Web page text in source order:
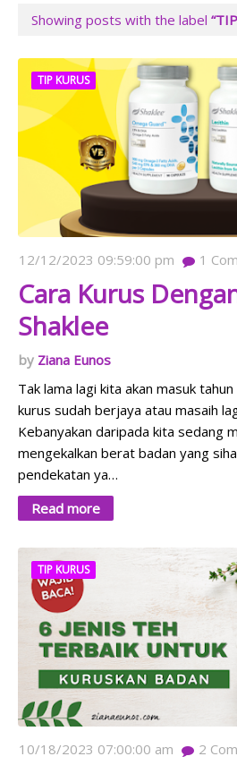
Showing posts with the label
TIP KURUS
12/12/2023 09:59:00 pm 1
Cara Kurus
Shaklee
Ziana Eunos
Tak lama lagi kita akan masuk
kurus sudah berjaya atau masaih
Kebanyakan daripada kita sedang
mengekalkan berat badan yang
pendekatan ya…
Read more
TIP KURUS
10/18/2023 07:00:00 am 2